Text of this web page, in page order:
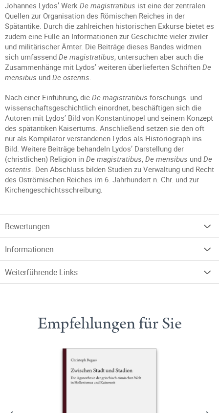
Johannes Lydos’ Werk De magistratibus ist eine der zentralen
Quellen zur Organisation des Römischen Reiches in der
Spätantike. Durch die zahlreichen historischen Exkurse bietet es
zudem eine Fülle an Informationen zur Geschichte vieler ziviler
und militärischer Ämter. Die Beiträge dieses Bandes widmen
sich umfassend De magistratibus, untersuchen aber auch die
Zusammenhänge mit Lydos’ weiteren überlieferten Schriften De
mensibus und De ostentis.
Nach einer Einführung, die De magistratibus forschungs- und
wissenschaftsgeschichtlich einordnet, beschäftigen sich die
Autoren mit Lydos’ Bild von Konstantinopel und seinem Konzept
des spätantiken Kaisertums. Anschließend setzen sie den oft
nur als Kompilator verstandenen Lydos als Historiograph ins
Bild. Weitere Beiträge behandeln Lydos’ Darstellung der
(christlichen) Religion in De magistratibus, De mensibus und De
ostentis. Den Abschluss bilden Studien zu Verwaltung und Recht
des Oströmischen Reiches im 6. Jahrhundert n. Chr. und zur
Kirchengeschichtsschreibung.
Bewertungen
Informationen
Weiterführende Links
Empfehlungen für Sie